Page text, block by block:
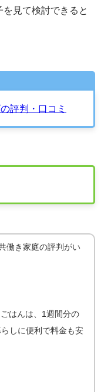
見て検討できると
評判・口コミ
働き家庭の評判がい
はんは、1週間分の
しに便利で料金も安